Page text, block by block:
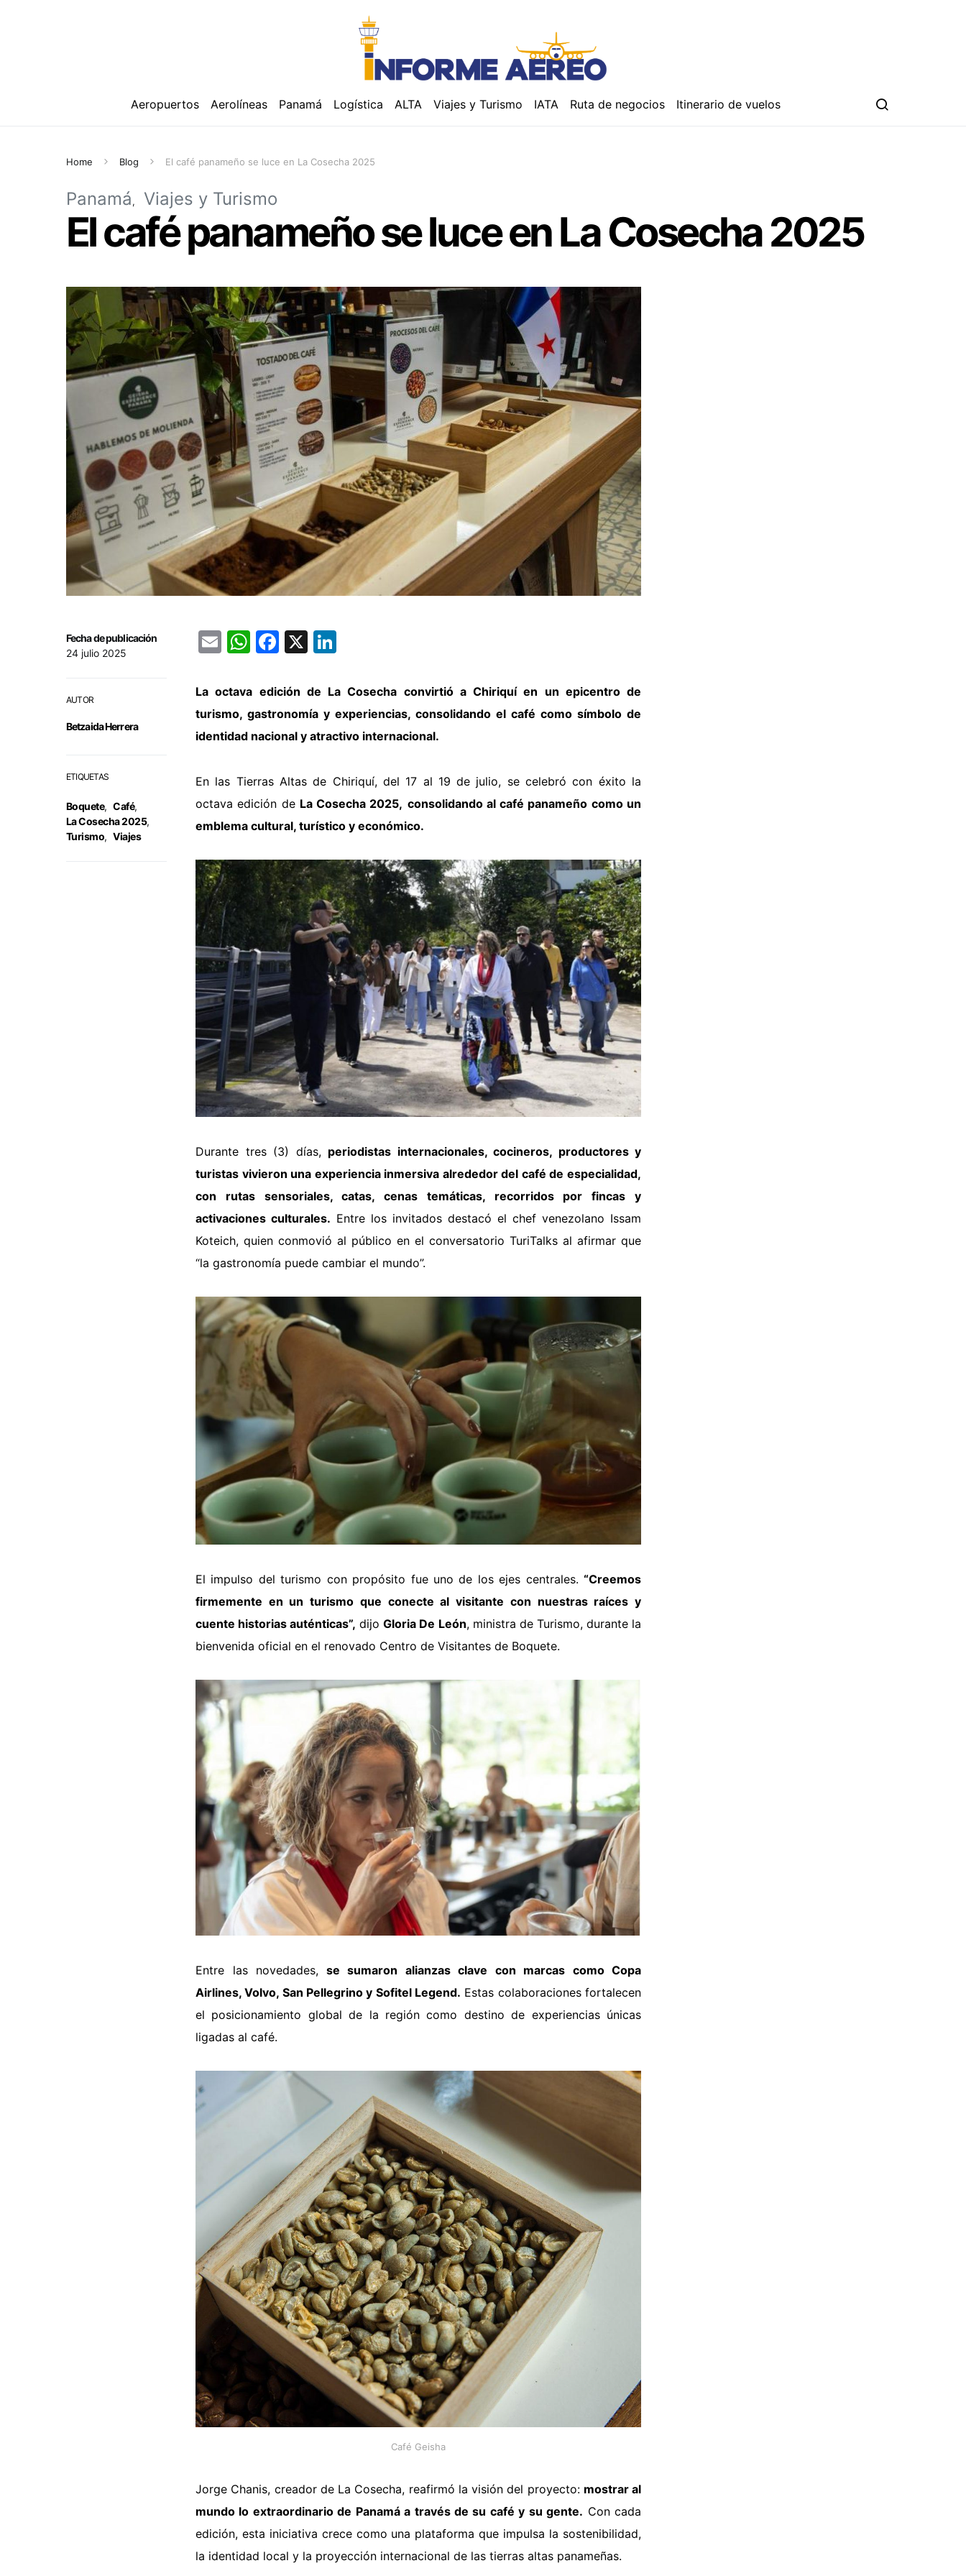
Aeropuertos Aerolíneas Panamá Logística ALTA Viajes y Turismo IATA Ruta de negocios Itinerario de vuelos
Home Blog El café panameño se luce en La Cosecha 2025
Panamá Viajes y Turismo
El café panameño se luce en La Cosecha 2025
Fecha de publicación
24 julio 2025
AUTOR
Betzaida Herrera
ETIQUETAS
Boquete, Café,
La Cosecha 2025,
Turismo, Viajes
EmailWhatsApp
Facebook
X
La octava edición de La Cosecha convirtió a Chiriquí en un epicentro de
turismo, gastronomía y experiencias, consolidando el café como símbolo de
identidad nacional y atractivo internacional.
En las Tierras Altas de Chiriquí, del 17 al 19 de julio, se celebró con éxito la
octava edición de La Cosecha 2025, consolidando al café panameño como un
emblema cultural, turístico y económico.
Durante tres (3) días, periodistas internacionales, cocineros, productores y
turistas vivieron una experiencia inmersiva alrededor del café de especialidad,
con rutas sensoriales, catas, cenas temáticas, recorridos por fincas y
activaciones culturales. Entre los invitados destacó el chef venezolano Issam
Koteich, quien conmovió al público en el conversatorio TuriTalks al afirmar que
“la gastronomía puede cambiar el mundo”.
El impulso del turismo con propósito fue uno de los ejes centrales. “Creemos
firmemente en un turismo que conecte al visitante con nuestras raíces y
cuente historias auténticas”, dijoGloria De León, ministra de Turismo, durante la
bienvenida oficial en el renovado Centro de Visitantes de Boquete.
Entre las novedades, se sumaron alianzas clave con marcas como Copa
Airlines, Volvo, San Pellegrino y Sofitel Legend. Estas colaboraciones fortalecen
el posicionamiento global de la región como destino de experiencias únicas
ligadas al café.
Café Geisha
Jorge Chanis, creador de La Cosecha, reafirmó la visión del proyecto: mostrar al
mundo lo extraordinario de Panamá a través de su café y su gente. Con cada
edición, esta iniciativa crece como una plataforma que impulsa la sostenibilidad,
la identidad local y la proyección internacional de las tierras altas panameñas.